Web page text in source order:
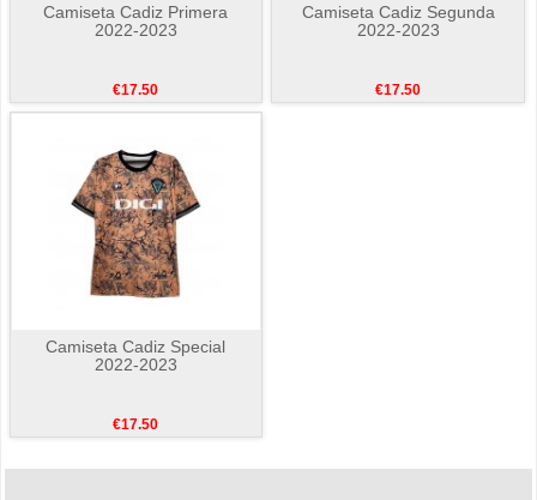
Camiseta Cadiz Primera
2022-2023
€17.50
Camiseta Cadiz Segunda
2022-2023
€17.50
Camiseta Cadiz Special
2022-2023
€17.50